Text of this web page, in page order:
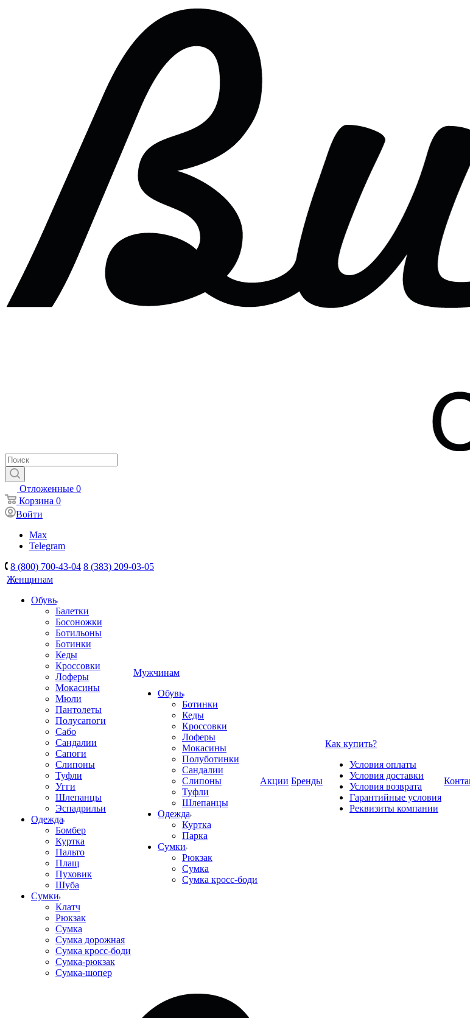
Отложенные 0
Корзина 0
Войти
Max
Telegram
8 (800) 700-43-04 8 (383) 209-03-05
Женщинам
Обувь
Балетки
Босоножки
Ботильоны
Ботинки
Кеды
Кроссовки
Лоферы
Мокасины
Мюли
Пантолеты
Полусапоги
Сабо
Сандалии
Сапоги
Слипоны
Туфли
Угги
Шлепанцы
Эспадрильи
Одежда
Бомбер
Куртка
Пальто
Плащ
Пуховик
Шуба
Сумки
Клатч
Рюкзак
Сумка
Сумка дорожная
Сумка кросс-боди
Сумка-рюкзак
Сумка-шопер
Мужчинам
Обувь
Ботинки
Кеды
Кроссовки
Лоферы
Мокасины
Полуботинки
Сандалии
Слипоны
Туфли
Шлепанцы
Одежда
Куртка
Парка
Сумки
Рюкзак
Сумка
Сумка кросс-боди
Акции Бренды
Как купить?
Условия оплаты
Условия доставки
Условия возврата
Гарантийные условия
Реквизиты компании